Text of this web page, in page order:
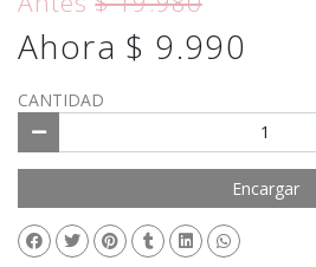
Ahora $ 9.990
CANTIDAD
Encargar